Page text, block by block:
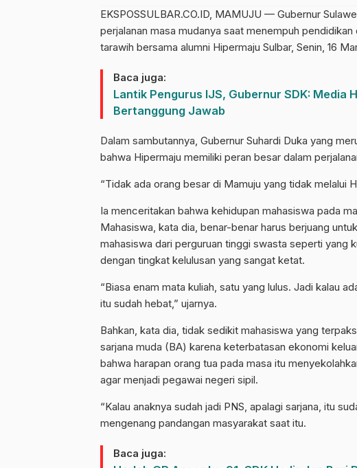
EKSPOSSULBAR.CO.ID, MAMUJU — Gubernur
perjalanan masa mudanya saat menempuh
tarawih bersama alumni Hipermaju Sulbar, Senin, 16
Baca juga:
Lantik Pengurus IJS, Gubernur SDK: Media
Bertanggung Jawab
Dalam sambutannya, Gubernur Suhardi Duka yang
bahwa Hipermaju memiliki peran besar dalam
“Tidak ada orang besar di Mamuju yang tidak melalui
Ia menceritakan bahwa kehidupan mahasiswa pada
Mahasiswa, kata dia, benar-benar harus berjuang
mahasiswa dari perguruan tinggi swasta seperti yang
dengan tingkat kelulusan yang sangat ketat.
“Biasa enam mata kuliah, satu yang lulus. Jadi kalau
itu sudah hebat,” ujarnya.
Bahkan, kata dia, tidak sedikit mahasiswa yang
sarjana muda (BA) karena keterbatasan ekonomi
bahwa harapan orang tua pada masa itu
agar menjadi pegawai negeri sipil.
“Kalau anaknya sudah jadi PNS, apalagi sarjana, itu
mengenang pandangan masyarakat saat itu.
Baca juga: